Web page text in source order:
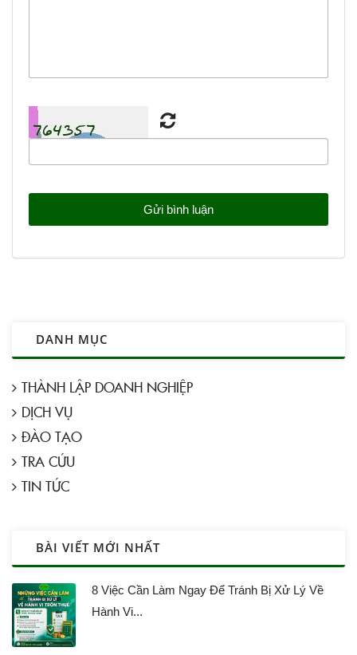
DANH MỤC
THÀNH LẬP DOANH NGHIỆP
DỊCH VỤ
ĐÀO TẠO
TRA CỨU
TIN TỨC
BÀI VIẾT MỚI NHẤT
8 Việc Cần Làm Ngay Để Tránh Bị Xử Lý Về
Hành Vi...